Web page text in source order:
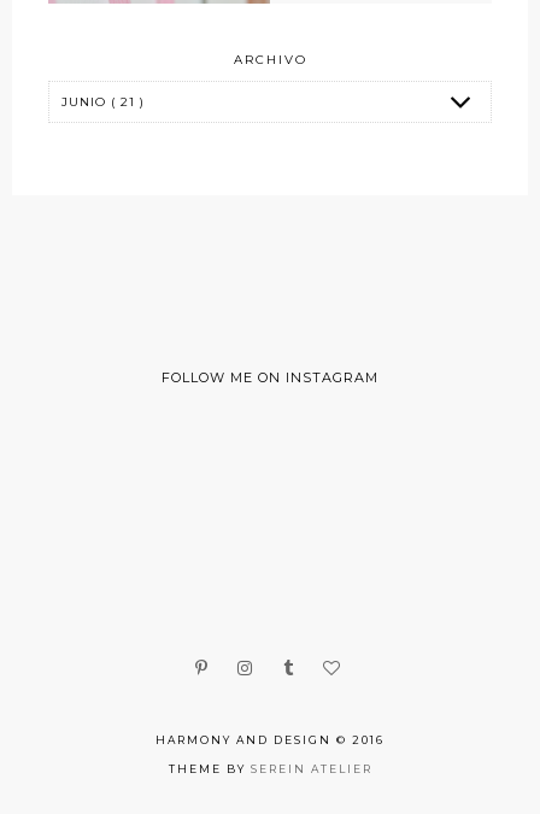
ARCHIVO
FOLLOW ME ON INSTAGRAM
HARMONY AND DESIGN © 2016
THEME BY SEREIN ATELIER